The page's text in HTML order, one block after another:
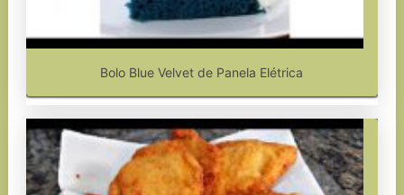
Bolo Blue Velvet de Panela Elétrica